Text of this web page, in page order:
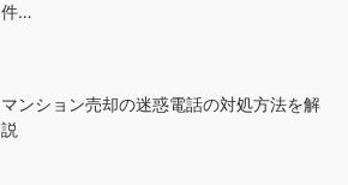
件…
マンション売却の迷惑電話の対処方法を解
説